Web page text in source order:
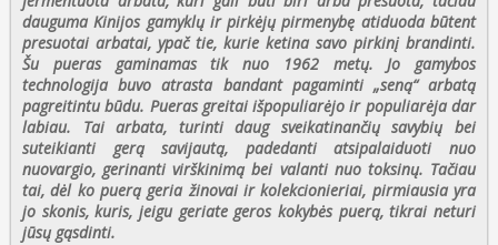
dauguma Kinijos gamyklų ir pirkėjų pirmenybę atiduoda būtent
presuotai arbatai, ypač tie, kurie ketina savo pirkinį brandinti.
Šu pueras gaminamas tik nuo 1962 metų. Jo gamybos
technologija buvo atrasta bandant pagaminti „seną“ arbatą
pagreitintu būdu. Pueras greitai išpopuliarėjo ir populiarėja dar
labiau. Tai arbata, turinti daug sveikatinančių savybių bei
suteikianti gerą savijautą, padedanti atsipalaiduoti nuo
nuovargio, gerinanti virškinimą bei valanti nuo toksinų. Tačiau
tai, dėl ko puerą geria žinovai ir kolekcionieriai, pirmiausia yra
jo skonis, kuris, jeigu geriate geros kokybės puerą, tikrai neturi
jūsų gąsdinti.